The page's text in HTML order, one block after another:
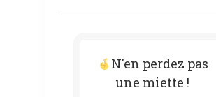
N'en perdez pas
une miette !